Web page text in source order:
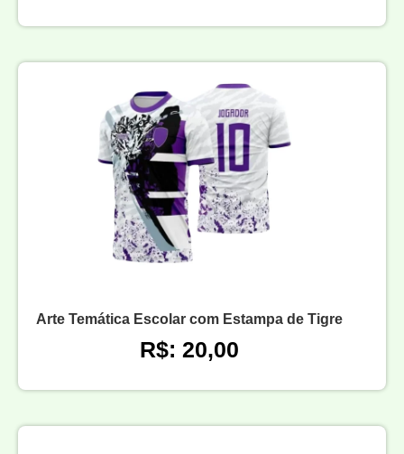
Arte Temática Escolar com Estampa de Tigre
R$: 20,00